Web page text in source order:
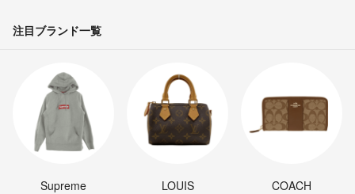
注目ブランド一覧
Supreme
LOUIS
COACH